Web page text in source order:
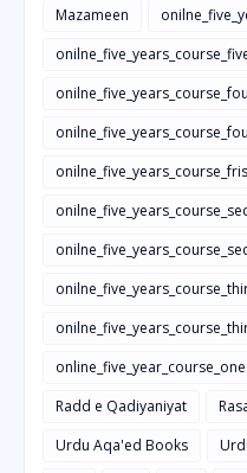
Mazameen
online_five_year_course_one
Radd e Qadiyaniyat
Urdu Aqa'ed Books